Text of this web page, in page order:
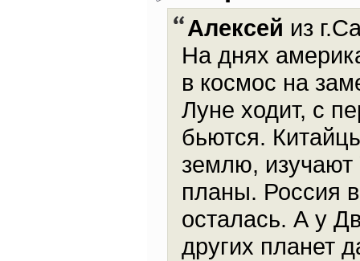
Алексей из
На днях
в космос на
Луне ходит, с
бьются.
землю, изучают
планы. Россия
осталась. А у
других планет